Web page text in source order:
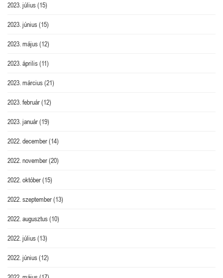
2023. július(15)
2023. június(15)
2023. május(12)
2023. április(11)
2023. március(21)
2023. február(12)
2023. január(19)
2022. december(14)
2022. november(20)
2022. október(15)
2022. szeptember(13)
2022. augusztus(10)
2022. július(13)
2022. június(12)